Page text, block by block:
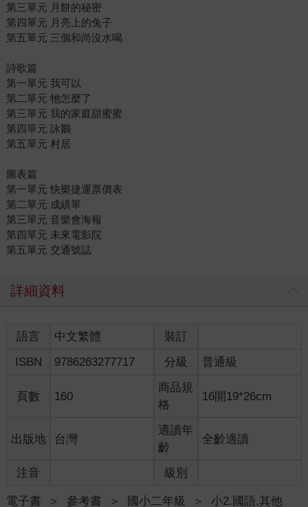
第三單元 月餅的秘密
第四單元 月亮上的兔子
第五單元 三個和尚沒水喝
詩歌篇
第一單元 我可以
第二單元 牠怎麼了
第三單元 我的家庭甜蜜蜜
第四單元 詠鵝
第五單元 村居
圖表篇
第一單元 快樂捷運票價表
第二單元 成績單
第三單元 音樂會海報
第四單元 未來電影院
第五單元 交通號誌
詳細資料
語言 中文繁體
裝訂
ISBN
9786263277717 分級 普通級
頁數 160
商品規
格
16開19*26cm
出版地 台灣
適讀年
齡
全齡適讀
注音 級別
電子書 ＞ 參考書 ＞ 國小二年級 ＞ 小2.國語.其他